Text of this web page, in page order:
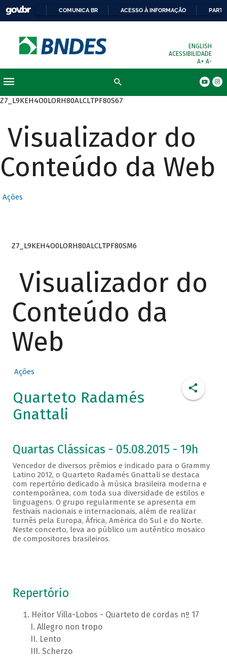
COMUNICA BR ACESSO À INFORMAÇÃO
ENGLISH
ACESSIBILIDADE
A+ A-
Z7_L9KEH4O0LORH80ALCLTPF80S67
Visualizador do
Conteúdo da Web
Ações
Z7_L9KEH4O0LORH80ALCLTPF80SM6
Visualizador do
Conteúdo da
Web
Ações
Quarteto Radamés
Gnattali
Quartas Clássicas - 05.08.2015 - 19h
Vencedor de diversos prêmios e indicado para o Grammy
Latino 2012, o Quarteto Radamés Gnattali se destaca
com repertório dedicado à música brasileira moderna e
contemporânea, com toda sua diversidade de estilos e
linguagens. O grupo regularmente se apresenta em
festivais nacionais e internacionais, além de realizar
turnês pela Europa, África, América do Sul e do Norte.
Neste concerto, leva ao público um autêntico mosaico
de compositores brasileiros.
Repertório
Heitor Villa-Lobos - Quarteto de cordas nº 17
Allegro non tropo
Lento
Scherzo